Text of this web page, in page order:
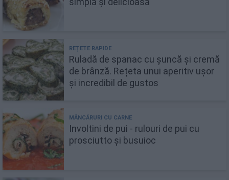
Ruladă de spanac cu șuncă și cremă
de brânză. Rețeta unui aperitiv ușor
și incredibil de gustos
Involtini de pui - rulouri de pui cu
prosciutto și busuioc